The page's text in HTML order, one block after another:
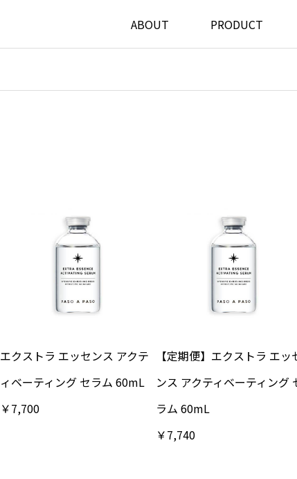
ABOUT PRODUCT
エクストラ エッセンス アクテ
ィベーティング セラム 60mL
￥7,700
【定期便】エクストラ エッ
ンス アクティベーティング
ラム 60mL
￥7,740